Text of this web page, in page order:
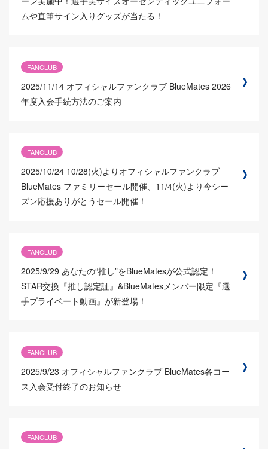
ムや直筆サイン入りグッズが当たる！
FANCLUB
2025/11/14 オフィシャルファンクラブ BlueMates 2026
年度入会手続方法のご案内
FANCLUB
2025/10/24 10/28(火)よりオフィシャルファンクラブ
BlueMates ファミリーセール開催、11/4(火)より今シー
ズン応援ありがとうセール開催！
FANCLUB
2025/9/29 あなたの“推し”をBlueMatesが公式認定！
STAR交換『推し認定証』&BlueMatesメンバー限定『選
手プライベート動画』が新登場！
FANCLUB
2025/9/23 オフィシャルファンクラブ BlueMates各コー
ス入会受付終了のお知らせ
FANCLUB